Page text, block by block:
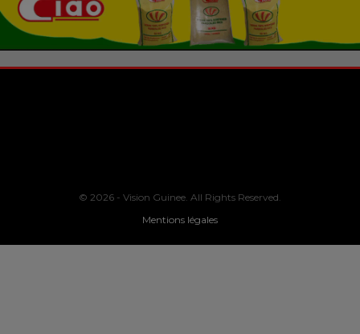
© 2026 - Vision Guinee. All Rights Reserved.
Mentions légales